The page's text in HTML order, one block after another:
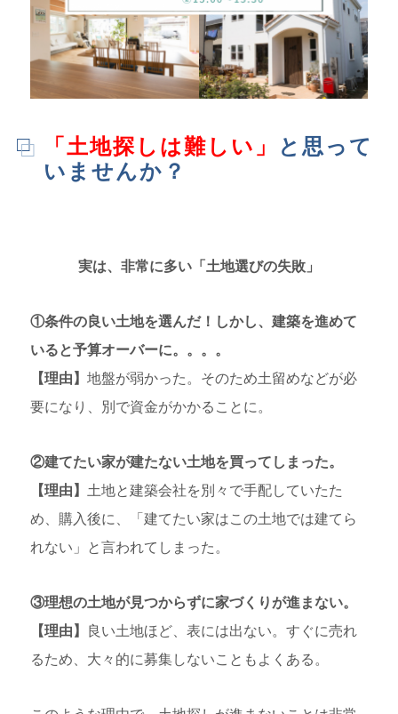
「土地探しは難しい」
と思って
いませんか？
実は、非常に多い「土地選びの失敗」
①条件の良い土地を選んだ！しかし、建築を進めて
いると予算オーバーに。。。。
【理由】 地盤が弱かった。そのため土留めなどが必
要になり、別で資金がかかることに。
②建てたい家が建たない土地を買ってしまった。
【理由】 土地と建築会社を別々で手配していたた
め、購入後に、「建てたい家はこの土地では建てら
れない」と言われてしまった。
③理想の土地が見つからずに家づくりが進まない。
【理由】
良い土地ほど、表には出ない。すぐに売れ
るため、大々的に募集しないこともよくある。